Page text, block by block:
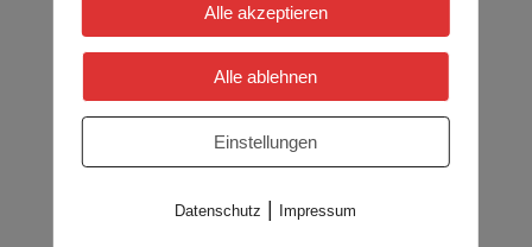
Tumor beim Tier: Die Zeit die bleibt
Die Zeit die bleibt Die Zeit, die
bleibt…. ein ebenso schwieriges wie
lebendige Wesen irgendwann alt, bei
Alle akzeptieren
Alle ablehnen
Einstellungen
Datenschutz | Impressum